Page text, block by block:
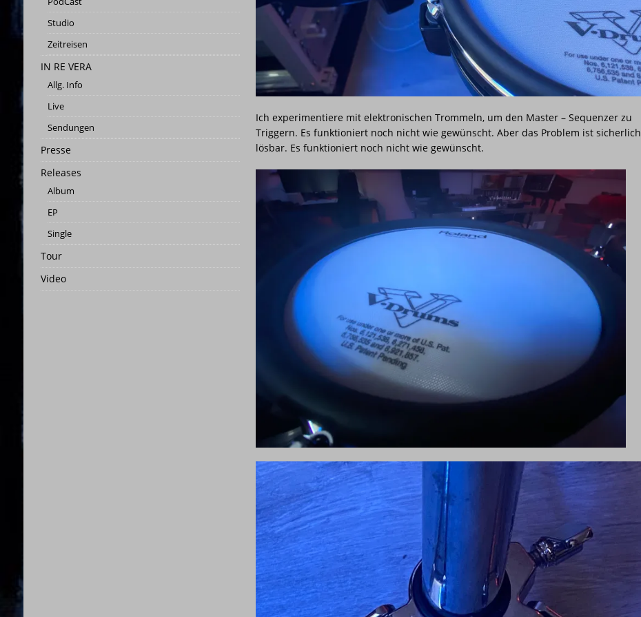
PRESSEMITTEILUNG Q1-1/2026
ALBUM
INFINITY DANCE
ALLGEMEIN
Statusbericht aus dem Kabel-Dschungel ALLGEMEIN
Ich experimentiere mit elektronischen Trommeln, um den Master – Sequenzer zu
Triggern. Es funktioniert noch nicht wie gewünscht. Aber das Problem ist sicherlich
lösbar. Es funktioniert noch nicht wie gewünscht.
Studio
Zeitreisen
IN RE VERA
Allg. Info
Live
Sendungen
Presse
Releases
Album
EP
Single
Tour
Video